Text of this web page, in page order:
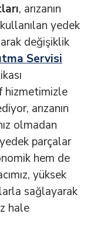
, arızanın
yedek
değişiklik
Servisi
hizmetimizle
arızanın
olmadan
parçalar
hem de
yüksek
sağlayarak
hale